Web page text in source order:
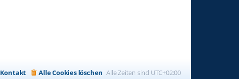
Alle Zeiten sind UTC+02:00
Alle Cookies löschen
Kontakt